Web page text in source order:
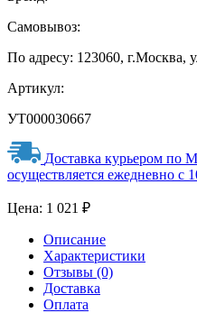
Самовывоз:
По адресу: 123060, г.Москва,
Артикул:
УТ000030667
Доставка курьером по
осуществляется ежедневно с
Цена: 1 021 ₽
Описание
Характеристики
Отзывы (0)
Доставка
Оплата